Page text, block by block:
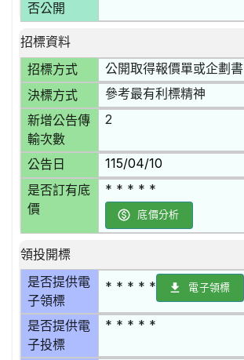
否公開
招標資料
招標方式
公開取得報價單或企劃書
決標方式 參考最有利標精神
新增公告傳
輸次數
2
公告日 115/04/10
是否訂有底
價
* * * * *
底價分析
領投開標
是否提供電
子領標
* * * * * 電子領標
是否提供電
子投標
* * * * *